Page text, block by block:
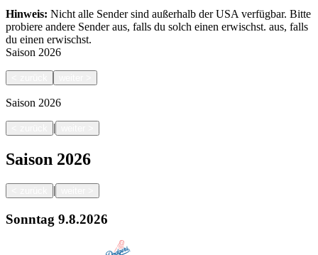
Hinweis: Nicht alle Sender sind außerhalb der USA verfügbar. Bitte
probiere andere Sender aus, falls du solch einen erwischst. aus, falls
du einen erwischst.
Saison 2026
Saison 2026
|
Saison 2026
|
Sonntag 9.8.2026